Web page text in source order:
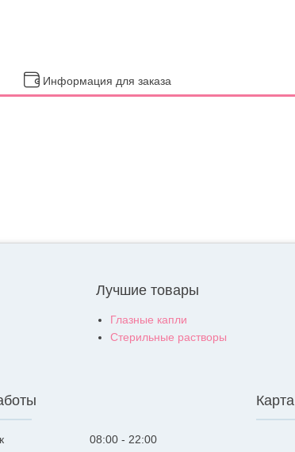
Информация для заказа
Лучшие товары
Глазные капли
Стерильные растворы
08:00
22:00
Карта